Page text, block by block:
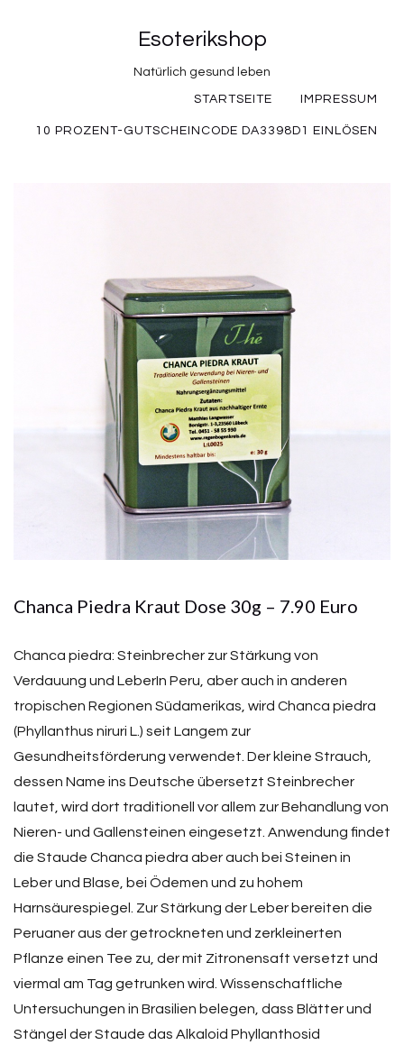
Esoterikshop
Natürlich gesund leben
STARTSEITE IMPRESSUM
10 PROZENT-GUTSCHEINCODE DA3398D1 EINLÖSEN
Chanca Piedra Kraut Dose 30g – 7.90 Euro
Chanca piedra: Steinbrecher zur Stärkung von
Verdauung und LeberIn Peru, aber auch in anderen
tropischen Regionen Südamerikas, wird Chanca piedra
(Phyllanthus niruri L.) seit Langem zur
Gesundheitsförderung verwendet. Der kleine Strauch,
dessen Name ins Deutsche übersetzt Steinbrecher
lautet, wird dort traditionell vor allem zur Behandlung von
Nieren- und Gallensteinen eingesetzt. Anwendung findet
die Staude Chanca piedra aber auch bei Steinen in
Leber und Blase, bei Ödemen und zu hohem
Harnsäurespiegel. Zur Stärkung der Leber bereiten die
Peruaner aus der getrockneten und zerkleinerten
Pflanze einen Tee zu, der mit Zitronensaft versetzt und
viermal am Tag getrunken wird. Wissenschaftliche
Untersuchungen in Brasilien belegen, dass Blätter und
Stängel der Staude das Alkaloid Phyllanthosid